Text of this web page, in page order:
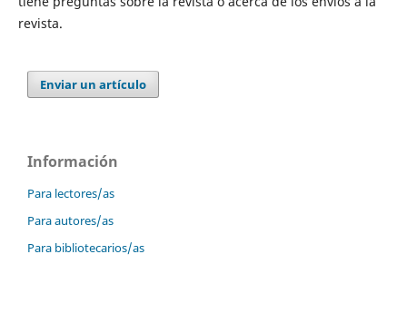
revista.
Enviar un artículo
Información
Para lectores/as
Para autores/as
Para bibliotecarios/as